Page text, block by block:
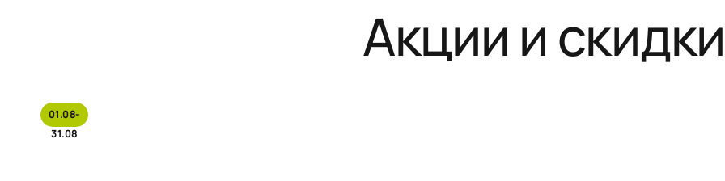
Акции и скидки
01.08-
31.08